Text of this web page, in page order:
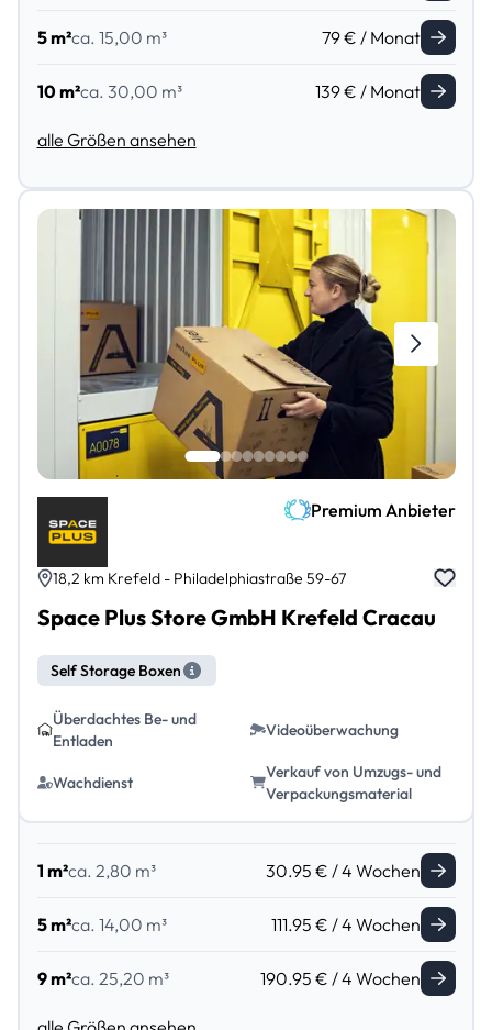
5 m²ca. 15,00 m³ 79 € / Monat
10 m²ca. 30,00 m³ 139 € / Monat
alle Größen ansehen
Premium Anbieter
18,2 km Krefeld - Philadelphiastraße 59-67
Space Plus Store GmbH Krefeld Cracau
Self Storage Boxen
Überdachtes Be- und
Entladen
Videoüberwachung
Wachdienst
Verkauf von Umzugs- und
Verpackungsmaterial
1 m²ca. 2,80 m³ 30.95 € / 4 Wochen
5 m²ca. 14,00 m³ 111.95 € / 4 Wochen
9 m²ca. 25,20 m³ 190.95 € / 4 Wochen